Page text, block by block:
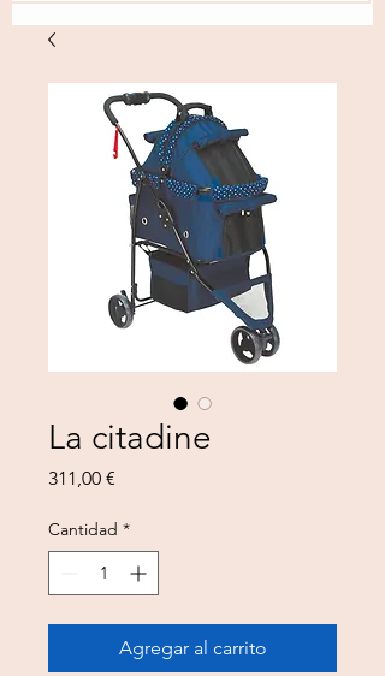
La citadine
311,00 €
Cantidad *
Agregar al carrito